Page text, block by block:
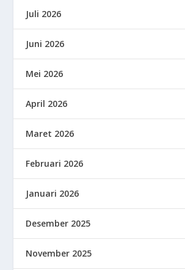
Juli 2026
Juni 2026
Mei 2026
April 2026
Maret 2026
Februari 2026
Januari 2026
Desember 2025
November 2025